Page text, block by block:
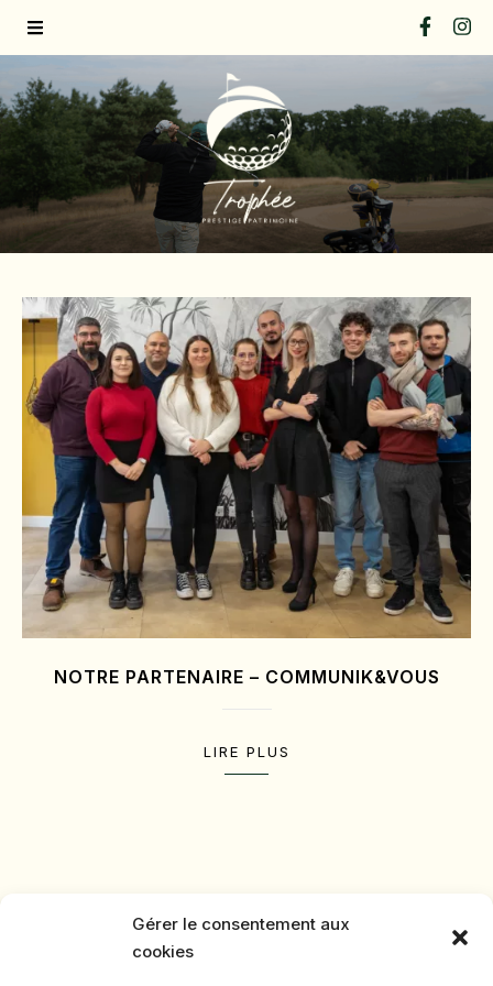
Gérer le consentement aux
cookies
NOTRE PARTENAIRE – COMMUNIK&VOUS
LIRE PLUS